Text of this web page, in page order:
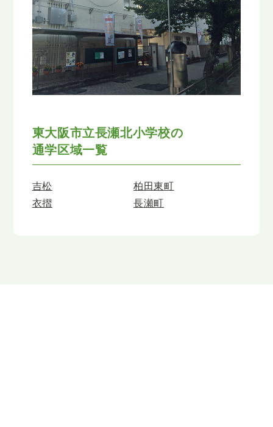
東大阪市立長瀬北小学校の
通学区域一覧
吉松
柏田東町
衣摺
長瀬町